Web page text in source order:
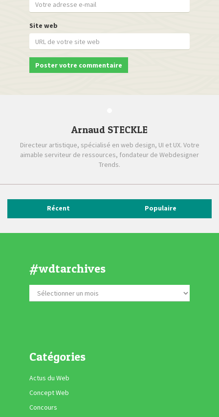
Site web
Arnaud STECKLE
Directeur artistique, spécialisé en web design, UI et UX. Votre
aimable serviteur de ressources, fondateur de Webdesigner
Trends.
Récent Populaire
#wdtarchives
Catégories
Actus du Web
Concept Web
Concours